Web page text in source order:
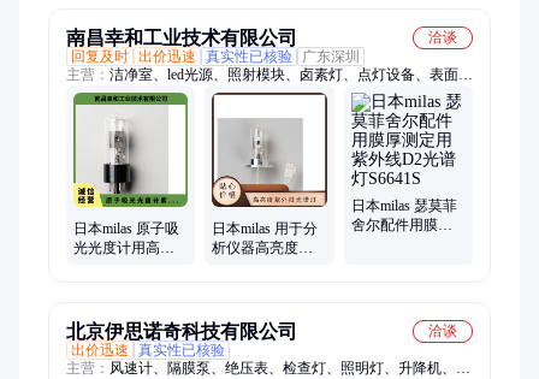
南昌幸和工业技术有限公司
洽谈
回复及时 出价迅速 真实性已核验
广东深圳
主营： 洁净室、led光源、照射模块、卤素灯、点灯设备、表面检
查灯、卤素检查灯、实体显微、混合光源、单元设备、高亮度
led、光源模块、光源设备、固化装置、照明设备、金属卤化物、
精密光度计、监视器设备、二维色彩计、可变型光源、照明系统
设备、镜面反射率计、便携型光度计、高照度手电筒、红外线加
热器
日本milas 原子吸
光光度计用高照
日本milas 用于分
析仪器高亮度紫
日本milas 瑟莫菲
舍尔配件用膜厚
北京伊思诺奇科技有限公司
洽谈
出价迅速
真实性已核验
主营： 风速计、隔膜泵、绝压表、检查灯、照明灯、升降机、镀